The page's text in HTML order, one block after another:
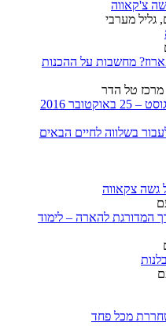
גליל מערבי
מחשבות על ההכנות
טל הדר
בשלווה לחיים הבאים
המדורגת להארה – לימוד
מכל פחד